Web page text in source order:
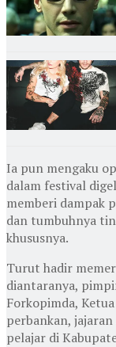
Ia pun mengaku
dalam festival
memberi dampak
dan tumbuhnya
khususnya.
Turut hadir
diantaranya,
Forkopimda,
perbankan,
pelajar di